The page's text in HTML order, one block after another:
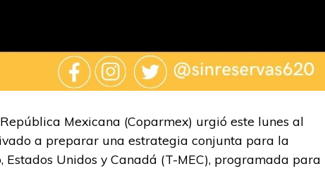
Mexicana (Coparmex) urgió este lunes al
a preparar una estrategia conjunta para la
Unidos y Canadá (T-MEC), programada para